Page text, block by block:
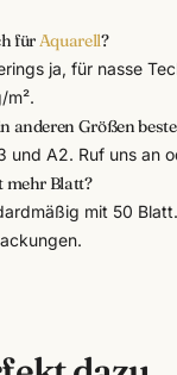
fürAquarell?
ja, für nasse
m².
anderen Größen
und A2. Ruf uns an
mehr Blatt?
mit 50